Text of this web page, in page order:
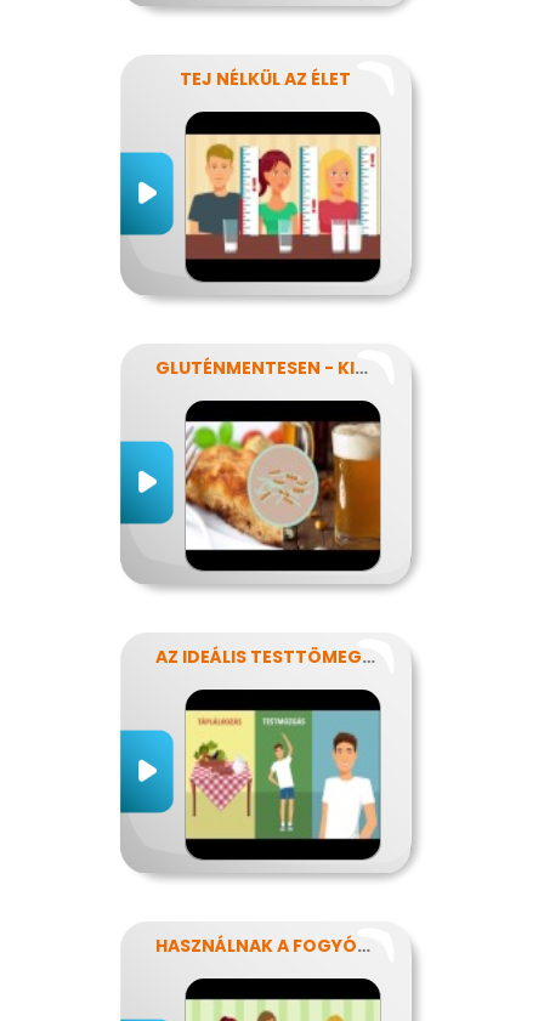
TEJ NÉLKÜL AZ ÉLET
GLUTÉNMENTESEN - KINEK IS?!
AZ IDEÁLIS TESTTÖMEG TITKAI
HASZNÁLNAK A FOGYÓKÚRÁK?